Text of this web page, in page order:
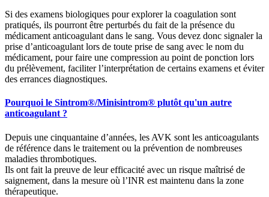
Si des examens biologiques pour explorer la coagulation sont
pratiqués, ils pourront être perturbés du fait de la présence du
médicament anticoagulant dans le sang. Vous devez donc signaler la
prise d’anticoagulant lors de toute prise de sang avec le nom du
médicament, pour faire une compression au point de ponction lors
du prélèvement, faciliter l’interprétation de certains examens et éviter
des errances diagnostiques.
Pourquoi le Sintrom®/Minisintrom® plutôt qu'un autre
anticoagulant ?
Depuis une cinquantaine d’années, les AVK sont les anticoagulants
de référence dans le traitement ou la prévention de nombreuses
maladies thrombotiques.
Ils ont fait la preuve de leur efficacité avec un risque maîtrisé de
saignement, dans la mesure où l’INR est maintenu dans la zone
thérapeutique.